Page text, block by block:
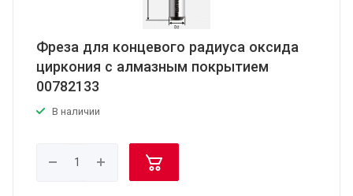
Фреза для концевого радиуса оксида
циркония с алмазным покрытием
00782133
В наличии